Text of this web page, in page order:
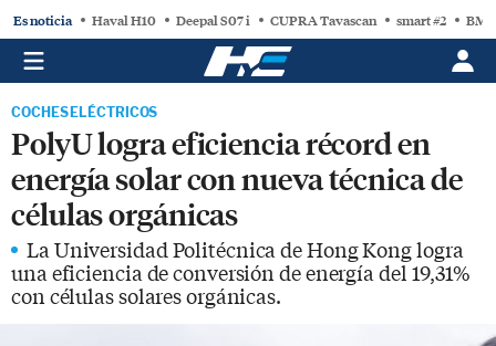
Es noticia Haval H10 Deepal S07 i CUPRA Tavascan smart #2
COCHES ELÉCTRICOS
PolyU logra eficiencia récord en
energía solar con nueva técnica de
células orgánicas
La Universidad Politécnica de Hong Kong logra
una eficiencia de conversión de energía del 19,31%
con células solares orgánicas.